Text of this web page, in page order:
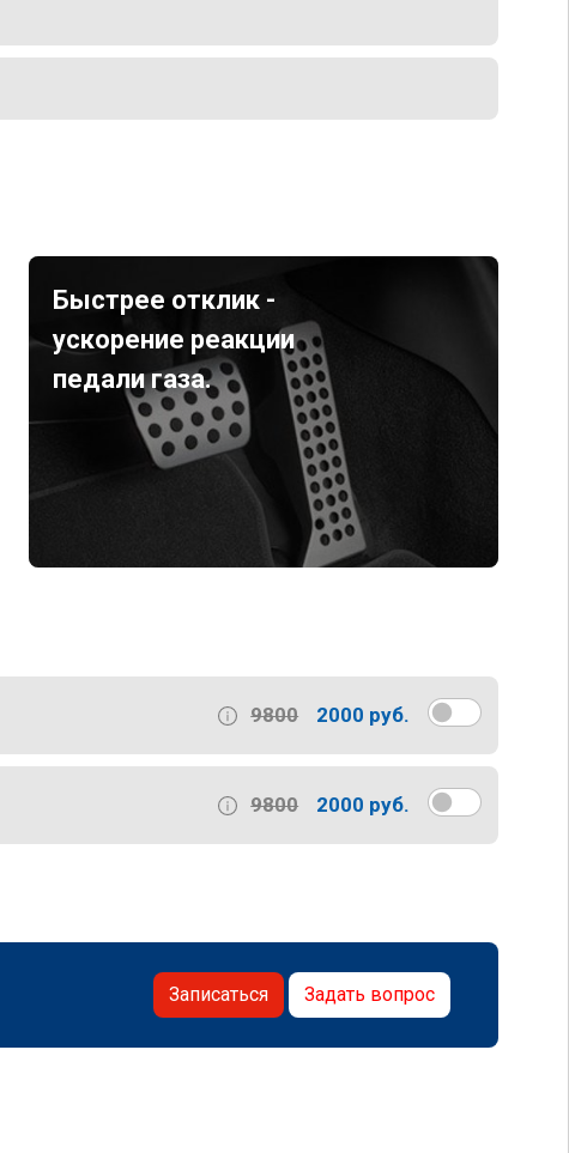
Быстрее отклик -
ускорение реакции
педали газа.
9800 2000 руб.
9800 2000 руб.
Записаться Задать вопрос